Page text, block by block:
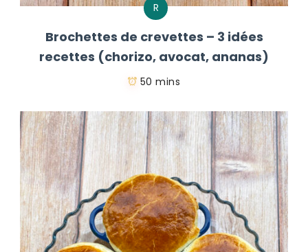
R
Brochettes de crevettes – 3 idées
recettes (chorizo, avocat, ananas)
50 mins